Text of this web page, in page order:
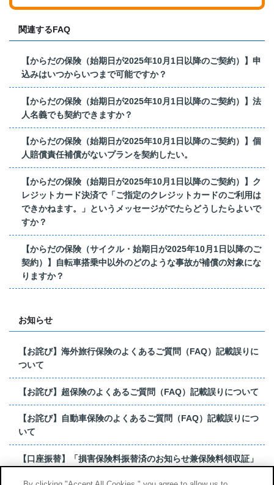
関連するFAQ
【からだの保険（始期日が2025年10月1日以降のご契約）】申
込みはいつからいつまで可能ですか？
【からだの保険（始期日が2025年10月1日以降のご契約）】法
人名義でも契約できますか？
【からだの保険（始期日が2025年10月1日以降のご契約）】個
人賠償責任補償がないプランを契約したい。
【からだの保険（始期日が2025年10月1日以降のご契約）】ク
レジットカード決済で「ご指定のクレジットカードのご利用は
できかねます。」というメッセージがでたらどうしたらよいで
すか？
【からだの保険（サイクル・始期日が2025年10月1日以降のご
契約）】自転車搭乗中以外のどのような事故が補償の対象にな
りますか？
お知らせ
【お詫び】海外旅行保険のよくあるご質問（FAQ）記載誤りに
ついて
【お詫び】超保険のよくあるご質問（FAQ）記載誤りについて
【お詫び】自動車保険のよくあるご質問（FAQ）記載誤りにつ
いて
【口座振替】「損害保険料振替済のお知らせ兼保険料領収証」